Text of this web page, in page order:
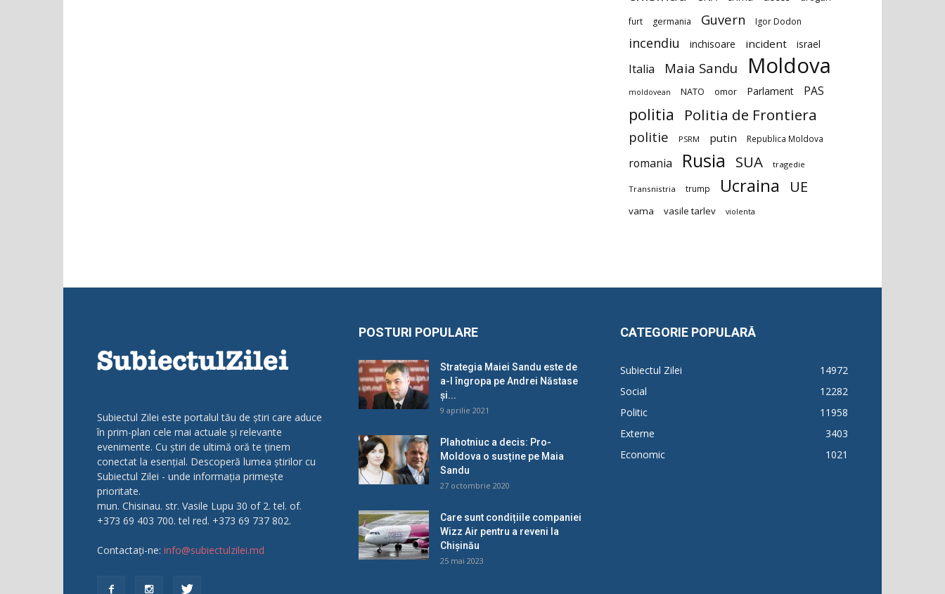
furt germania Guvern Igor Dodon
incendiu inchisoare incident israel
Italia Maia Sandu Moldova
moldovean NATO omor Parlament PAS
politia Politia de Frontiera
politie PSRM putin Republica Moldova
romania Rusia SUA tragedie
Transnistria trump Ucraina UE
vama vasile tarlev violenta
Subiectul Zilei este portalul tău de știri care aduce
în prim-plan cele mai actuale și relevante
evenimente. Cu știri de ultimă oră te ținem
conectat la esențial. Descoperă lumea știrilor cu
Subiectul Zilei - unde informația primește
prioritate.
mun. Chisinau. str. Vasile Lupu 30 of 2. tel. of.
+373 69 403 700. tel red. +373 69 737 802.
Contactați-ne: info@subiectulzilei.md
POSTURI POPULARE
Strategia Maiei Sandu este de
a-l îngropa pe Andrei Năstase
și...
9 aprilie 2021
Plahotniuc a decis: Pro-
Moldova o susține pe Maia
Sandu
27 octombrie 2020
Care sunt condițiile companiei
Wizz Air pentru a reveni la
Chișinău
25 mai 2023
CATEGORIE POPULARĂ
Subiectul Zilei
14972
Social
12282
Politic
11958
Externe
3403
Economic
1021